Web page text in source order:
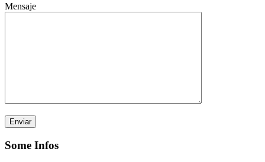
Mensaje
Por favor, deja este campo vacío.
Some Infos